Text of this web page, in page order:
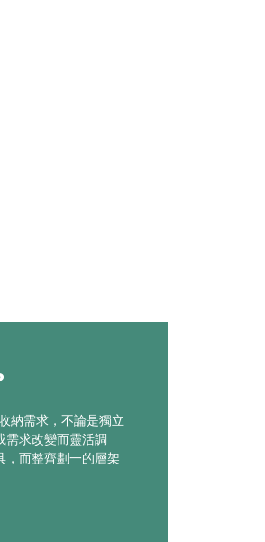
納需求，不論是獨立
需求改變而靈活調
，而整齊劃一的層架